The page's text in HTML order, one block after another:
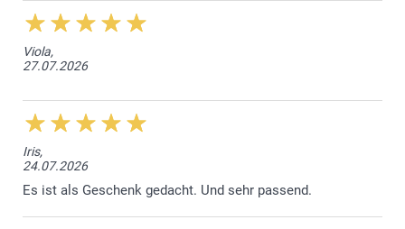
Viola,
27.07.2026
Iris,
24.07.2026
Es ist als Geschenk gedacht. Und sehr passend.